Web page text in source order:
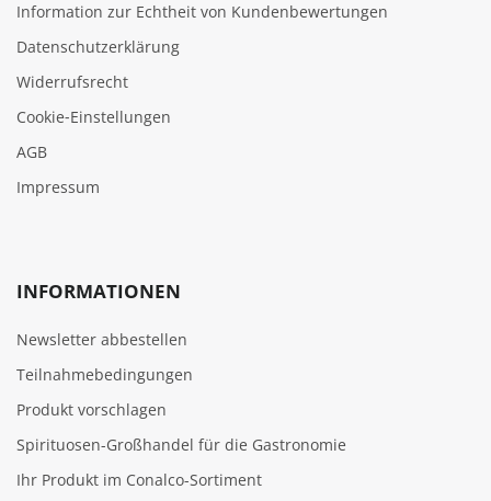
Information zur Echtheit von Kundenbewertungen
Datenschutzerklärung
Widerrufsrecht
Cookie‑Einstellungen
AGB
Impressum
INFORMATIONEN
Newsletter abbestellen
Teilnahmebedingungen
Produkt vorschlagen
Spirituosen-Großhandel für die Gastronomie
Ihr Produkt im Conalco-Sortiment